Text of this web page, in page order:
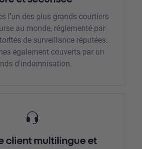
l'un des plus grands courtiers
au monde, réglementé par
de surveillance réputées.
également couverts par un
d'indemnisation.
client multilingue et